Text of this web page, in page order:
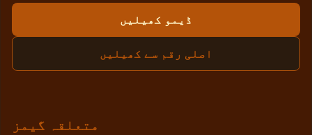
ڈیمو کھیلیں
اصلی رقم سے کھیلیں
متعلقہ گیمز